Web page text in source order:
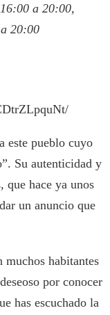
a 20:00,
20:00
este pueblo cuyo
Su autenticidad y
que hace ya unos
un anuncio que
habitantes
por conocer
has escuchado la